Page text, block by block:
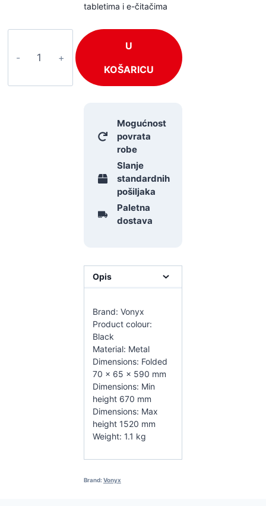
tabletima i e-čitačima
količina
U
KOŠARICU
Mogućnost
povrata
robe
Slanje
standardnih
pošiljaka
Paletna
dostava
Opis
Brand: Vonyx
Product colour:
Black
Material: Metal
Dimensions: Folded
70 x 65 x 590 mm
Dimensions: Min
height 670 mm
Dimensions: Max
height 1520 mm
Weight: 1.1 kg
Brand:Vonyx